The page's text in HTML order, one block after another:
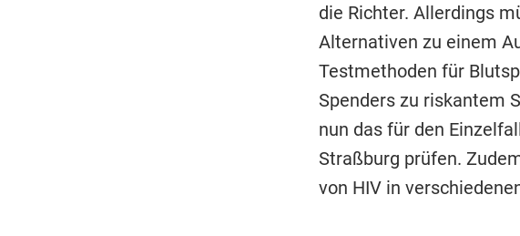
die Richter. Allerdings
Alternativen zu einem
Testmethoden für
Spenders zu riskantem
nun das für den
Straßburg prüfen.
von HIV in